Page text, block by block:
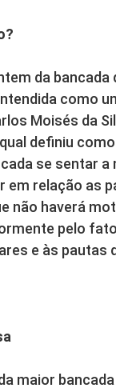
da
como
Moisés da
definiu
se sentar
em relação as
não haverá
pelo
e às pautas
maior